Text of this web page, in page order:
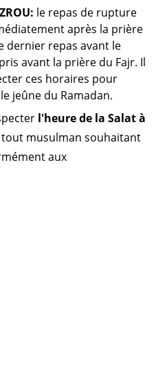
le repas de rupture
après la prière
dernier repas avant le
avant la prière du Fajr. Il
ces horaires pour
jeûne du Ramadan.
l'heure de la Salat à
musulman souhaitant
aux